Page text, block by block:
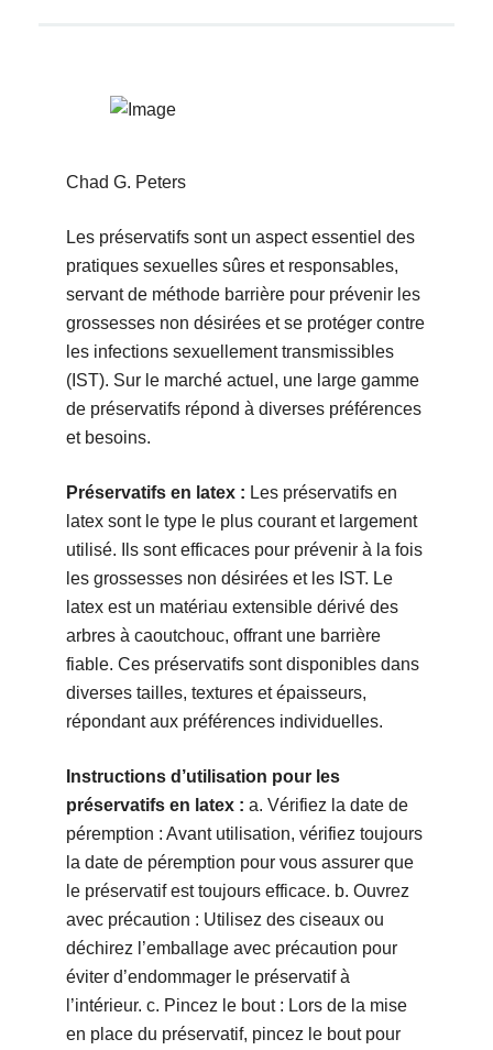
Chad G. Peters
Les préservatifs sont un aspect essentiel des
pratiques sexuelles sûres et responsables,
servant de méthode barrière pour prévenir les
grossesses non désirées et se protéger contre
les infections sexuellement transmissibles
(IST). Sur le marché actuel, une large gamme
de préservatifs répond à diverses préférences
et besoins.
Préservatifs en latex : Les préservatifs en
latex sont le type le plus courant et largement
utilisé. Ils sont efficaces pour prévenir à la fois
les grossesses non désirées et les IST. Le
latex est un matériau extensible dérivé des
arbres à caoutchouc, offrant une barrière
fiable. Ces préservatifs sont disponibles dans
diverses tailles, textures et épaisseurs,
répondant aux préférences individuelles.
Instructions d’utilisation pour les
préservatifs en latex : a. Vérifiez la date de
péremption : Avant utilisation, vérifiez toujours
la date de péremption pour vous assurer que
le préservatif est toujours efficace. b. Ouvrez
avec précaution : Utilisez des ciseaux ou
déchirez l’emballage avec précaution pour
éviter d’endommager le préservatif à
l’intérieur. c. Pincez le bout : Lors de la mise
en place du préservatif, pincez le bout pour